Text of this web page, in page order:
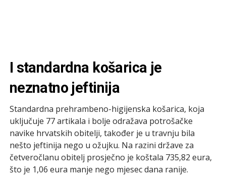
I standardna košarica je
neznatno jeftinija
Standardna prehrambeno-higijenska košarica, koja
uključuje 77 artikala i bolje odražava potrošačke
navike hrvatskih obitelji, također je u travnju bila
nešto jeftinija nego u ožujku. Na razini države za
četveročlanu obitelj prosječno je koštala 735,82 eura,
što je 1,06 eura manje nego mjesec dana ranije.